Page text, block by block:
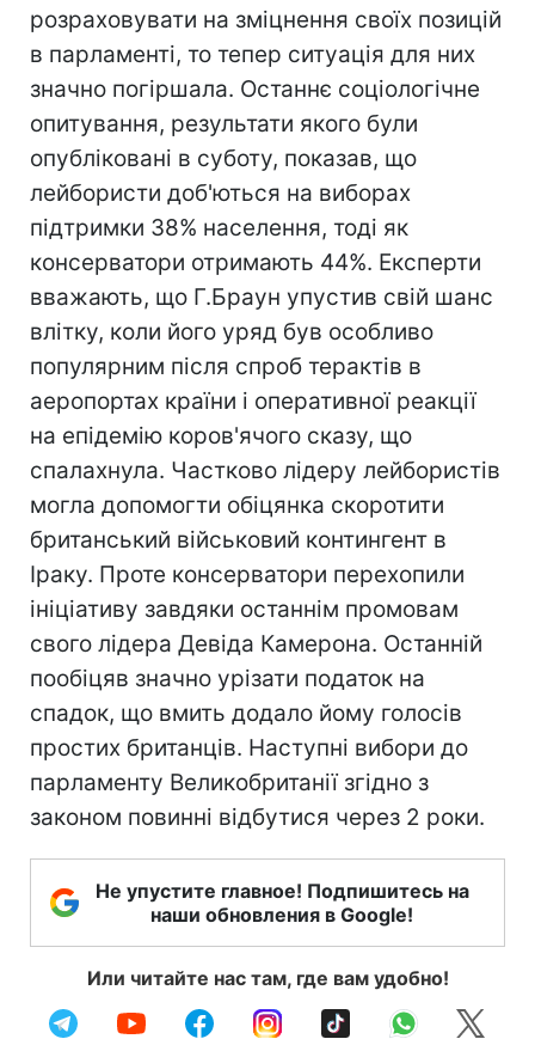
розраховувати на зміцнення своїх позицій
в парламенті, то тепер ситуація для них
значно погіршала. Останнє соціологічне
опитування, результати якого були
опубліковані в суботу, показав, що
лейбористи доб'ються на виборах
підтримки 38% населення, тоді як
консерватори отримають 44%. Експерти
вважають, що Г.Браун упустив свій шанс
влітку, коли його уряд був особливо
популярним після спроб терактів в
аеропортах країни і оперативної реакції
на епідемію коров'ячого сказу, що
спалахнула. Частково лідеру лейбористів
могла допомогти обіцянка скоротити
британський військовий контингент в
Іраку. Проте консерватори перехопили
ініціативу завдяки останнім промовам
свого лідера Девіда Камерона. Останній
пообіцяв значно урізати податок на
спадок, що вмить додало йому голосів
простих британців. Наступні вибори до
парламенту Великобританії згідно з
законом повинні відбутися через 2 роки.
Не упустите главное! Подпишитесь на
наши обновления в Google!
Или читайте нас там, где вам удобно!